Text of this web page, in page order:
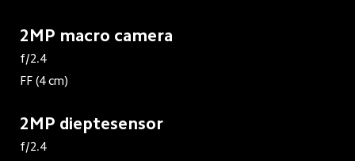
2MP macro camera
f/2.4
FF (4 cm)
2MP dieptesensor
f/2.4